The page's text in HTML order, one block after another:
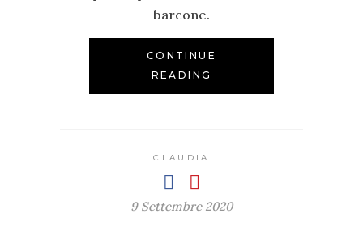
barcone.
CONTINUE
READING
CLAUDIA
9 Settembre 2020